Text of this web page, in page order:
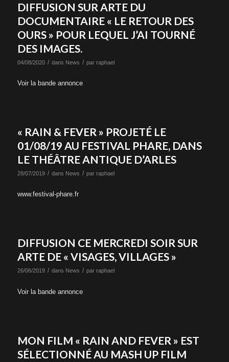
DIFFUSION SUR ARTE DU
DOCUMENTAIRE « LE RETOUR DES
OURS » POUR LEQUEL J’AI TOURNÉ
DES IMAGES.
04/08/2020 / dans News / par raphael
Voir la bande annonce
« RAIN & FEVER » PROJETÉ LE
01/08/19 AU FESTIVAL PHARE, DANS
LE THÉÂTRE ANTIQUE D’ARLES
28/07/2019 / dans News / par raphael
www.festival-phare.fr
DIFFUSION CE MERCREDI SOIR SUR
ARTE DE « VISAGES, VILLAGES »
26/06/2019 / dans News / par raphael
Voir la bande annonce
MON FILM « RAIN AND FEVER » EST
SÉLECTIONNÉ AU MASH UP FILM